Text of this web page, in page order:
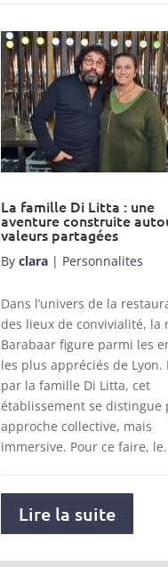
La famille Di Litta : une
aventure construite
valeurs partagées
By clara| Personnalites
Dans l’univers de la
des lieux de convivialité, la
Barabaar figure parmi les
les plus appréciés de Lyon.
par la famille Di Litta, cet
établissement se distingue
approche collective, mais
immersive. Pour ce faire,
Lire la suite